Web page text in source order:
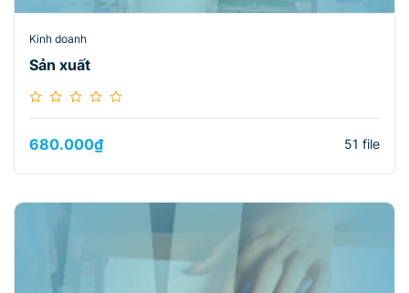
Kinh doanh
Sản xuất
680.000₫ 51 file